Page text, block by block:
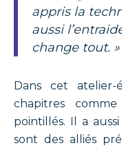
appris la
aussi
change tout. »
Dans cet
chapitres
pointillés. Il a
sont des alliés